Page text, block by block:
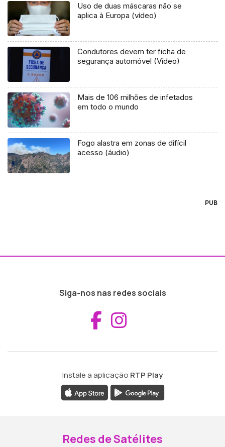
Uso de duas máscaras não se
aplica à Europa (vídeo)
Condutores devem ter ficha de
segurança automóvel (Vídeo)
Mais de 106 milhões de infetados
em todo o mundo
Fogo alastra em zonas de difícil
acesso (áudio)
PUB
Siga-nos nas redes sociais
Aceder ao
Instale a aplicação RTP Play
Redes de Satélites